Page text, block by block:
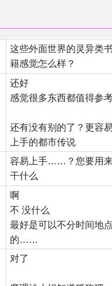
这些外面世界的灵异类
籍感觉怎么样？
还好
感觉很多东西都值得参
还有没有别的了？更容
上手的都市传说
容易上手……？您要用
干什么
啊
不 没什么
最好是可以不分时间地
的……
对了